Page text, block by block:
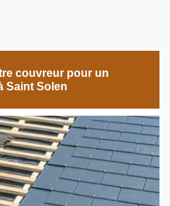
couvreur pour un
Saint Solen